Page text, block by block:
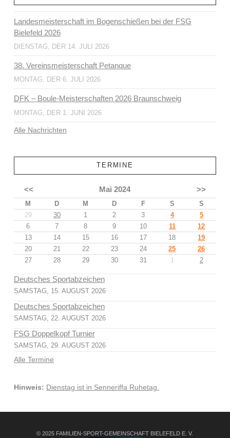
Landesmeisterschaft im Bogenschießen bei der FSG
Bielefeld 2026
DIENSTAG, DER 14. JULI 2026
38. Vereinsmeisterschaft Petanque
MONTAG, DER 6. JULI 2026
DFK – Boule-Meisterschaften 2026 Braunschweig
MONTAG, DER 1. JUNI 2026
Alle Nachrichten
TERMINE
<< Mai 2024 >>
M D M D F S
S
29
30 1 2 3 4
5
6
7 8 9 10 11
12
13
14 15 16 17 18
19
20
21 22 23 24 25
26
27
28 29 30 31 1 2
Deutsches Sportabzeichen
SAMSTAG, 15. AUGUST 2026
Deutsches Sportabzeichen
SAMSTAG, 22. AUGUST 2026
FSG Doppelkopf Turnier
SAMSTAG, 29. AUGUST 2026
Alle Termine
Hinweis: Dienstag ist in Senneriffa Ruhetag.
© 2025 FAMILIEN-SPORT-GEMEINSCHAFT BIELEFELD E. V.